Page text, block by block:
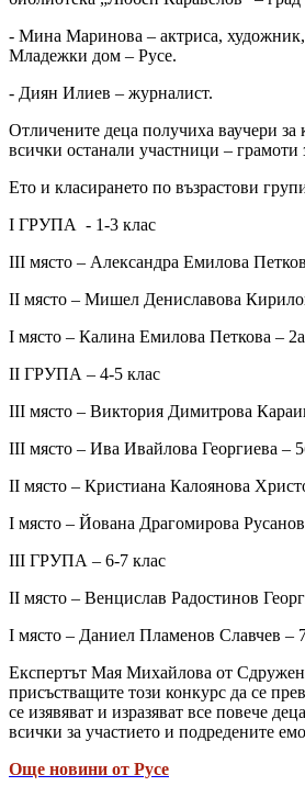
- Мина Маринова – актриса,
Младежки дом – Русе.
- Диян Илиев – журналист.
Отличените деца получиха ваучери за
всички останали участници – грамоти
Ето и класирането по възрастови
І ГРУПА - 1-3 клас
ІІІ място – Александра Емилова
ІІ място – Мишел Дениславова
І място – Калина Емилова Петкова –
ІІ ГРУПА – 4-5 клас
ІІІ място – Виктория Димитрова
ІІІ място – Ива Ивайлова
ІІ място – Кристиана Калоянова
І място – Йована Драгомирова
ІІІ ГРУПА – 6-7 клас
ІІ място – Венцислав Радостинов
І място – Даниел Пламенов Славчев –
Експертът Мая Михайлова от
присъстващите този конкурс да се
се изявяват и изразяват все повече
всички за участието и подредените
Още новини от Русе